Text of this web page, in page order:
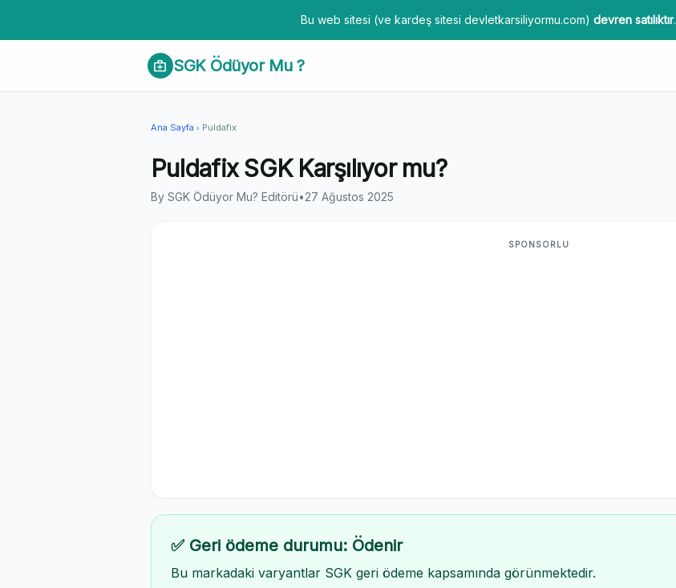
Bu web sitesi (ve kardeş sitesi devletkarsiliyormu.com) devren satılıktır.
medical_services SGK Ödüyor Mu ?
Ana Sayfa chevron_right Puldafix
Puldafix SGK Karşılıyor mu?
By SGK Ödüyor Mu? Editörü•27 Ağustos 2025
SPONSORLU
✅ Geri ödeme durumu: Ödenir
Bu markadaki varyantlar SGK geri ödeme kapsamında görünmektedir.